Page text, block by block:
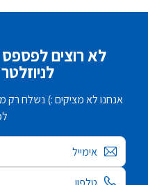
לא רוצים
אנחנו לא מציקים :) נשלח רק
אימייל